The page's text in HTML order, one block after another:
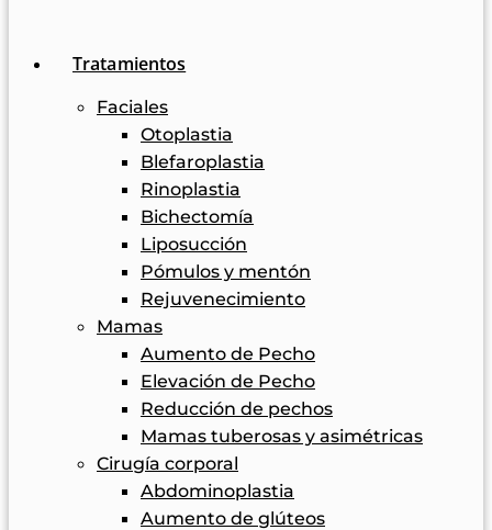
Tratamientos
Faciales
Otoplastia
Blefaroplastia
Rinoplastia
Bichectomía
Liposucción
Pómulos y mentón
Rejuvenecimiento
Mamas
Aumento de Pecho
Elevación de Pecho
Reducción de pechos
Mamas tuberosas y asimétricas
Cirugía corporal
Abdominoplastia
Aumento de glúteos